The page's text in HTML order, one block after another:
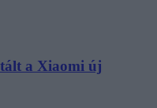
a Xiaomi új